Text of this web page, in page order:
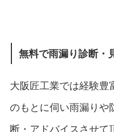
無料で雨漏り診断・
大阪匠工業では経験豊
のもとに伺い雨漏りや
断・アドバイスさせて